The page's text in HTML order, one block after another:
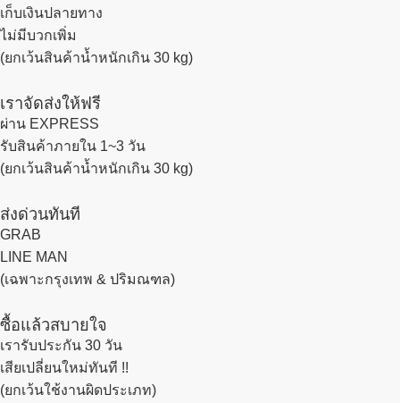
เก็บเงินปลายทาง
ไม่มีบวกเพิ่ม
(ยกเว้นสินค้าน้ำหนักเกิน 30 kg)
เราจัดส่งให้ฟรี
ผ่าน EXPRESS
รับสินค้าภายใน 1~3 วัน
(ยกเว้นสินค้าน้ำหนักเกิน 30 kg)
ส่งด่วนทันที
GRAB
LINE MAN
(เฉพาะกรุงเทพ & ปริมณฑล)
ซื้อแล้วสบายใจ
เรารับประกัน 30 วัน
เสียเปลี่ยนใหม่ทันที !!
(ยกเว้นใช้งานผิดประเภท)